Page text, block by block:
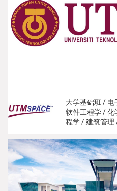
大学基础班 /
软件工程学 /
程学 / 建筑管理